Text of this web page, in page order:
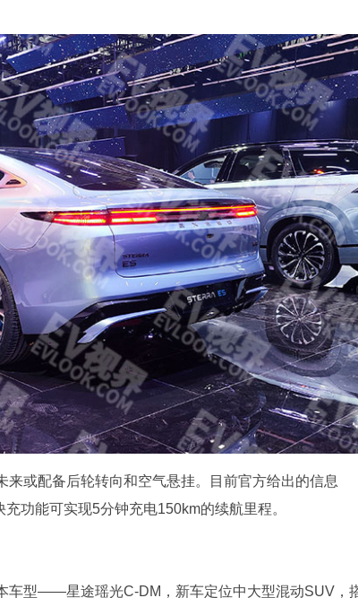
或配备后轮转向和空气悬挂。目前官方给出的信息
功能可实现5分钟充电150km的续航里程。
车型——星途瑶光C-DM，新车定位中大型混动SUV，